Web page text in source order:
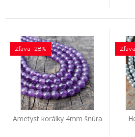
Ametyst korálky 4mm šnúra
Zľava -28%